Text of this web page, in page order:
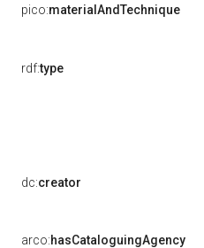
pico:materialAndTechnique
rdf:type
dc:creator
arco:hasCataloguingAgency